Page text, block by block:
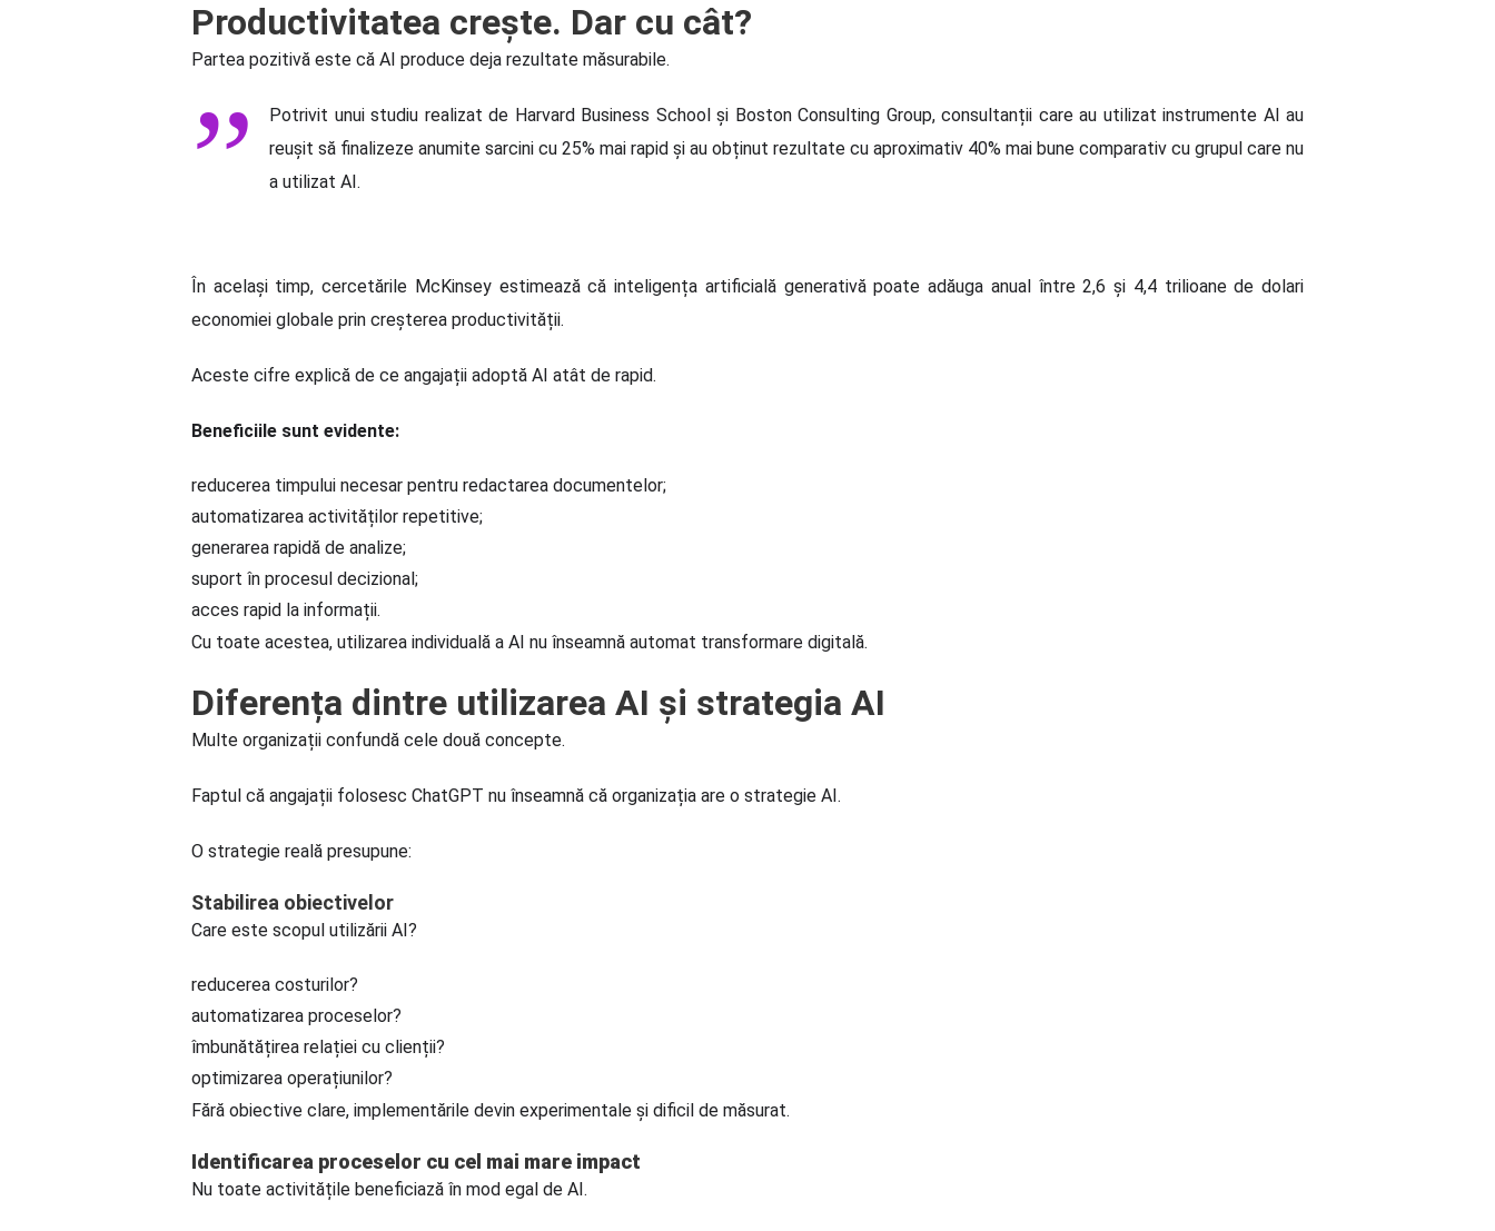
Productivitatea crește. Dar cu cât?
Partea pozitivă este că AI produce deja rezultate măsurabile.
Potrivit unui studiu realizat de Harvard Business School și Boston Consulting Group, consultanții care au utilizat instrumente AI au
reușit să finalizeze anumite sarcini cu 25% mai rapid și au obținut rezultate cu aproximativ 40% mai bune comparativ cu grupul care nu
a utilizat AI.
În același timp, cercetările McKinsey estimează că inteligența artificială generativă poate adăuga anual între 2,6 și 4,4 trilioane de dolari
economiei globale prin creșterea productivității.
Aceste cifre explică de ce angajații adoptă AI atât de rapid.
Beneficiile sunt evidente:
reducerea timpului necesar pentru redactarea documentelor;
automatizarea activităților repetitive;
generarea rapidă de analize;
suport în procesul decizional;
acces rapid la informații.
Cu toate acestea, utilizarea individuală a AI nu înseamnă automat transformare digitală.
Diferența dintre utilizarea AI și strategia AI
Multe organizații confundă cele două concepte.
Faptul că angajații folosesc ChatGPT nu înseamnă că organizația are o strategie AI.
O strategie reală presupune:
Stabilirea obiectivelor
Care este scopul utilizării AI?
reducerea costurilor?
automatizarea proceselor?
îmbunătățirea relației cu clienții?
optimizarea operațiunilor?
Fără obiective clare, implementările devin experimentale și dificil de măsurat.
Identificarea proceselor cu cel mai mare impact
Nu toate activitățile beneficiază în mod egal de AI.